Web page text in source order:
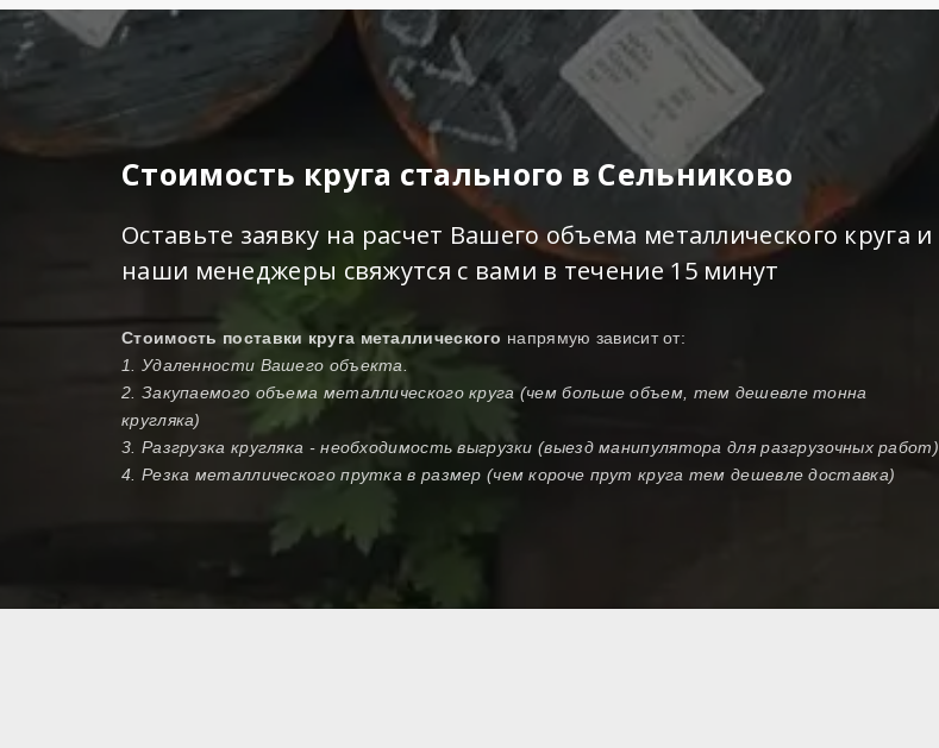
Стоимость круга стального в Сельниково
Оставьте заявку на расчет Вашего объема металлического круга и
наши менеджеры свяжутся с вами в течение 15 минут
Стоимость поставки круга металлического напрямую зависит от:
1. Удаленности Вашего объекта.
2. Закупаемого объема металлического круга (чем больше объем, тем дешевле тонна
кругляка)
3. Разгрузка кругляка - необходимость выгрузки (выезд манипулятора для разгрузочных работ)
4. Резка металлического прутка в размер (чем короче прут круга тем дешевле доставка)